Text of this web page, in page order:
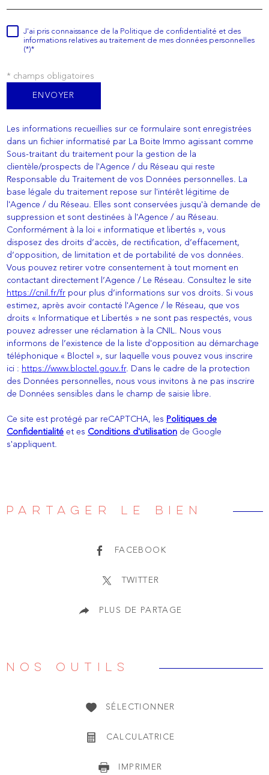
J'ai pris connaissance de la Politique de confidentialité et des
informations relatives au traitement de mes données personnelles
(*)*
* champs obligatoires
ENVOYER
Les informations recueillies sur ce formulaire sont enregistrées
dans un fichier informatisé par La Boite Immo agissant comme
Sous-traitant du traitement pour la gestion de la
clientèle/prospects de l'Agence / du Réseau qui reste
Responsable du Traitement de vos Données personnelles. La
base légale du traitement repose sur l'intérêt légitime de
l'Agence / du Réseau. Elles sont conservées jusqu'à demande de
suppression et sont destinées à l'Agence / au Réseau.
Conformément à la loi « informatique et libertés », vous
disposez des droits d’accès, de rectification, d’effacement,
d’opposition, de limitation et de portabilité de vos données.
Vous pouvez retirer votre consentement à tout moment en
contactant directement l’Agence / Le Réseau. Consultez le site
https://cnil.fr/fr pour plus d’informations sur vos droits. Si vous
estimez, après avoir contacté l'Agence / le Réseau, que vos
droits « Informatique et Libertés » ne sont pas respectés, vous
pouvez adresser une réclamation à la CNIL. Nous vous
informons de l’existence de la liste d'opposition au démarchage
téléphonique « Bloctel », sur laquelle vous pouvez vous inscrire
ici : https://www.bloctel.gouv.fr. Dans le cadre de la protection
des Données personnelles, nous vous invitons à ne pas inscrire
de Données sensibles dans le champ de saisie libre.
Ce site est protégé par reCAPTCHA, les Politiques de
Confidentialité et es Conditions d'utilisation de Google
s'appliquent.
PARTAGER LE BIEN
FACEBOOK
TWITTER
PLUS DE PARTAGE
NOS OUTILS
SÉLECTIONNER
CALCULATRICE
IMPRIMER